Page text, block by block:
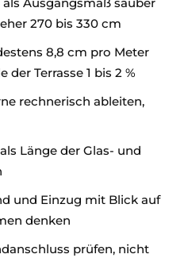
270 bis 330 cm
8,8 cm pro Meter
der Terrasse 1 bis 2 %
rechnerisch ableiten,
Länge der Glas- und
und Einzug mit Blick auf
denken
prüfen, nicht